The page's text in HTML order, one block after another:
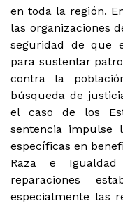
en toda la región.
las organizaciones
seguridad de que
para sustentar
contra la
búsqueda de
el caso de los
sentencia impulse
específicas en
Raza e
reparaciones
especialmente las